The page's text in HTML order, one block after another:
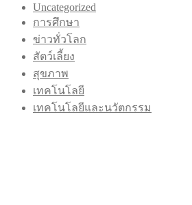
Uncategorized
การศึกษา
ข่าวทั่วโลก
สัตว์เลี้ยง
สุขภาพ
เทคโนโลยี
เทคโนโลยีและนวัตกรรม